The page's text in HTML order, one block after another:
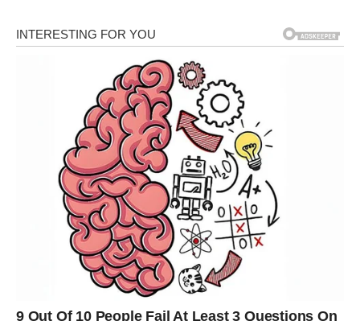
Bik
Bikovima dolazi emotivna sigurnost koju su dugo
priželjkivali. Partner će pokazati koliko mu je stalo do vas,
dok slobodni Bikovi imaju velike šanse da započnu
poznanstvo koje može prerasti u ozbiljnu vezu.
Pred vama su dani puni nežnosti i lepih emocija.
Blizanci
Blizanci će biti među najvećim ljubavnim srećnicima ove
sedmice. Neočekivani susret ili poruka potpuno će